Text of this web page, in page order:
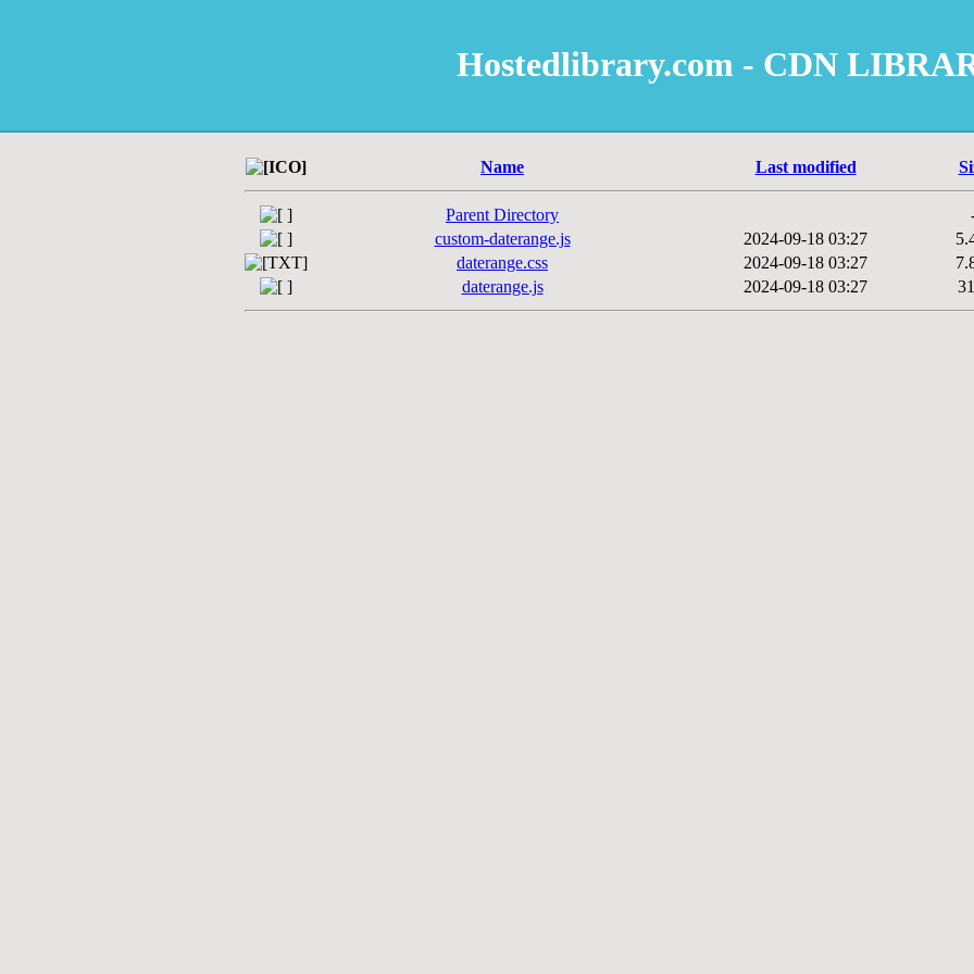
Hostedlibrary.com - CDN
Name Last modified
Parent Directory
custom-daterange.js
2024-09-18 03:27
daterange.css
2024-09-18 03:27
daterange.js
2024-09-18 03:27